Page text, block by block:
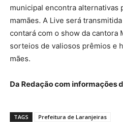
municipal encontra alternativas
mamães. A Live será
contará com o show da cantora
sorteios de valiosos prêmios e
mães.
Da Redação com informações
TAGS Prefeitura de Laranjeiras